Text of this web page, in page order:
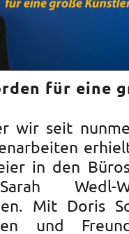
für eine
wir seit
in den
Wedl-
Mit Doris
und